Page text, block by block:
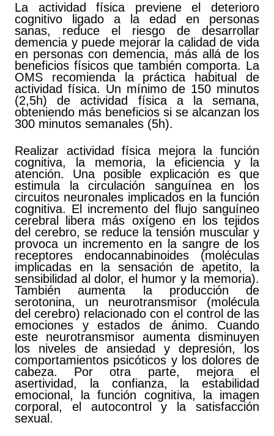
La actividad física previene el deterioro
cognitivo ligado a la edad en personas
sanas, reduce el riesgo de desarrollar
demencia y puede mejorar la calidad de vida
en personas con demencia, más allá de los
beneficios físicos que también comporta. La
OMS recomienda la práctica habitual de
actividad física. Un mínimo de 150 minutos
(2,5h) de actividad física a la semana,
obteniendo más beneficios si se alcanzan los
300 minutos semanales (5h).
Realizar actividad física mejora la función
cognitiva, la memoria, la eficiencia y la
atención. Una posible explicación es que
estimula la circulación sanguínea en los
circuitos neuronales implicados en la función
cognitiva. El incremento del flujo sanguíneo
cerebral libera más oxígeno en los tejidos
del cerebro, se reduce la tensión muscular y
provoca un incremento en la sangre de los
receptores endocannabinoides (moléculas
implicadas en la sensación de apetito, la
sensibilidad al dolor, el humor y la memoria).
También aumenta la producción de
serotonina, un neurotransmisor (molécula
del cerebro) relacionado con el control de las
emociones y estados de ánimo. Cuando
este neurotransmisor aumenta disminuyen
los niveles de ansiedad y depresión, los
comportamientos psicóticos y los dolores de
cabeza. Por otra parte, mejora el
asertividad, la confianza, la estabilidad
emocional, la función cognitiva, la imagen
corporal, el autocontrol y la satisfacción
sexual.